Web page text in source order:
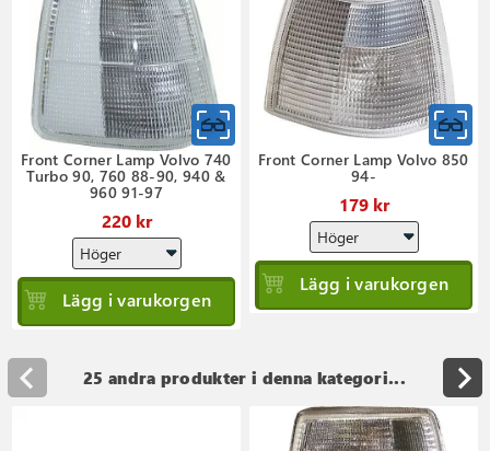
Front Corner Lamp Volvo 740
Turbo 90, 760 88-90, 940 &
960 91-97
220 kr
Lägg i varukorgen
Front Corner Lamp Volvo 850
94-
179 kr
Lägg i varukorgen
25 andra produkter i denna kategori...